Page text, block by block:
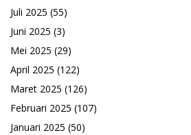
Juli 2025 (55)
Juni 2025 (3)
Mei 2025 (29)
April 2025 (122)
Maret 2025 (126)
Februari 2025 (107)
Januari 2025 (50)